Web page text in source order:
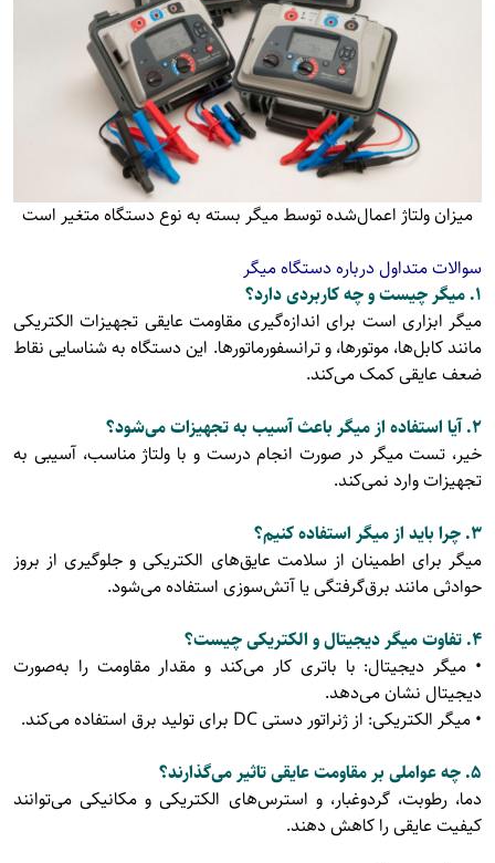
میزان ولتاژ اعمال‌شده توسط میگر بسته به نوع دستگاه متغیر است
سوالات متداول درباره دستگاه میگر
1. میگر چیست و چه کاربردی دارد؟
میگر ابزاری است برای اندازه‌گیری مقاومت عایقی تجهیزات الکتریکی
مانند کابل‌ها، موتورها، و ترانسفورماتورها. این دستگاه به شناسایی نقاط
ضعف عایقی کمک می‌کند.
2. آیا استفاده از میگر باعث آسیب به تجهیزات می‌شود؟
خیر، تست میگر در صورت انجام درست و با ولتاژ مناسب، آسیبی به
تجهیزات وارد نمی‌کند.
3. چرا باید از میگر استفاده کنیم؟
میگر برای اطمینان از سلامت عایق‌های الکتریکی و جلوگیری از بروز
حوادثی مانند برق‌گرفتگی یا آتش‌سوزی استفاده می‌شود.
4. تفاوت میگر دیجیتال و الکتریکی چیست؟
• میگر دیجیتال: با باتری کار می‌کند و مقدار مقاومت را به‌صورت
دیجیتال نشان می‌دهد.
• میگر الکتریکی: از ژنراتور دستی DC برای تولید برق استفاده می‌کند.
5. چه عواملی بر مقاومت عایقی تاثیر می‌گذارند؟
دما، رطوبت، گردوغبار، و استرس‌های الکتریکی و مکانیکی می‌توانند
کیفیت عایقی را کاهش دهند.